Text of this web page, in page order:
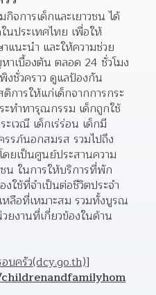
จการเด็กและเยาวชน ได้
นประเทศไทย เพื่อให้
แนะนำ และให้ความช่วย
าเบื้องต้น ตลอด 24 ชั่วโมง
ชั่วคราว ดูแลป้องกัน
การให้แก่เด็กจากการกระ
ทำทารุณกรรม เด็กถูกใช้
เวณี เด็กเร่ร่อน เด็กมี
รภ์นอกสมรส รวมไปถึง
ยเป็นศูนย์ประสานความ
น ในการให้บริการที่พัก
งใช้ที่จำเป็นต่อชีวิตประจำ
ลือที่เหมาะสม รวมทั้งบูรณ
ยงานที่เกี่ยวข้องในด้าน
บครัว(dcy.go.th)]